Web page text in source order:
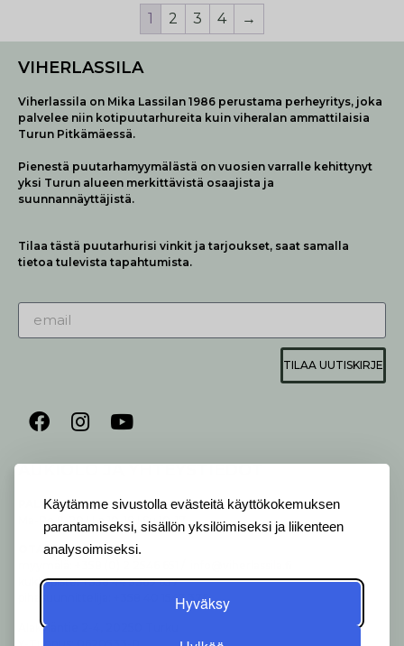
Käytämme sivustolla evästeitä käyttökokemuksen
parantamiseksi, sisällön yksilöimiseksi ja liikenteen
analysoimiseksi.
Hyväksy
1 2 3 4 →
VIHERLASSILA
Viherlassila on Mika Lassilan 1986 perustama perheyritys, joka
palvelee niin kotipuutarhureita kuin viheralan ammattilaisia
Turun Pitkämäessä.
Pienestä puutarhamyymälästä on vuosien varralle kehittynyt
yksi Turun alueen merkittävistä osaajista ja
suunnannäyttäjistä.
Tilaa tästä puutarhurisi vinkit ja tarjoukset, saat samalla
tietoa tulevista tapahtumista.
TILAA UUTISKIRJE
AUKIOLO JA YHTEYSTIEDOT
ALVELEMME:
Ma-Pe 9-20 I La 10-18 I Su 10-17
OTA YHTEYTTÄ:
kukkapiste: +358 44 5369 657
pihasuunnittelija: +358 40 1547 376
Alakyläntie 2-4, 20250 Turku